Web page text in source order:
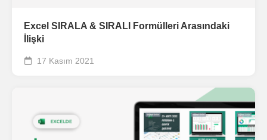
Excel SIRALA & SIRALI Formülleri Arasındaki
İlişki
17 Kasım 2021